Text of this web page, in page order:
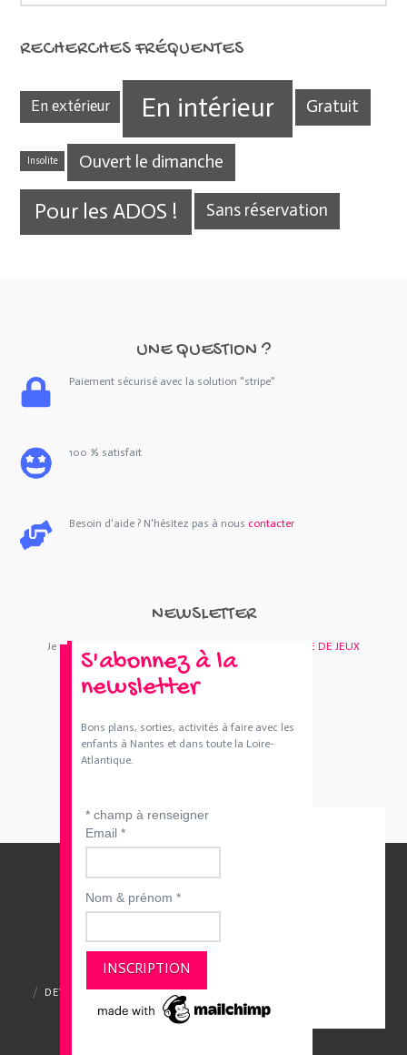
RECHERCHES FRÉQUENTES
En extérieur En intérieur Gratuit
Insolite Ouvert le dimanche
Pour les ADOS ! Sans réservation
UNE QUESTION ?
Paiement sécurisé avec la solution "stripe"
100 % satisfait
Besoin d'aide ? N'hésitez pas à nous contacter
NEWSLETTER
Je m'abonne : Newsletter BOUTIQUE DE JEUX
DEVENIR ANNONCEUR
MENTIONS LÉGALES
POLITIQUE DE CONFIDENTIALITÉ
S'abonnez à la
newsletter
Bons plans, sorties, activités à faire avec les
enfants à Nantes et dans toute la Loire-
Atlantique.
* champ à renseigner
Email *
Nom & prénom *